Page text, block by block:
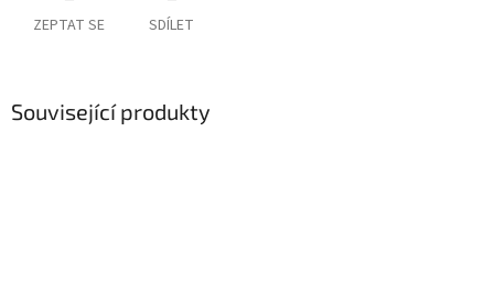
ZEPTAT SE SDÍLET
Související produkty